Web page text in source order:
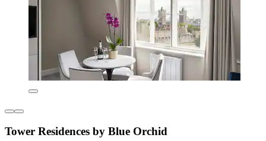
Tower Residences by Blue Orchid